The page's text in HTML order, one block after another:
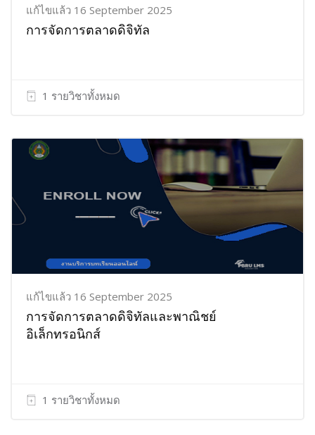
แก้ไขแล้ว 16 September 2025
การจัดการตลาดดิจิทัล
1 รายวิชาทั้งหมด
แก้ไขแล้ว 16 September 2025
การจัดการตลาดดิจิทัลและพาณิชย์
อิเล็กทรอนิกส์
1 รายวิชาทั้งหมด